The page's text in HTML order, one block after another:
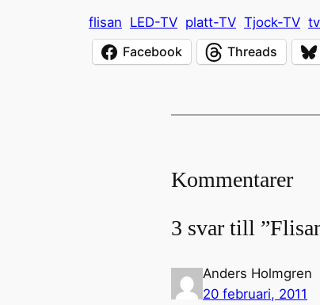
flisan LED-TV platt-TV Tjock-TV tv
Facebook
Threads
Kommentarer
3 svar till
Anders Holmgren
20 februari, 2011